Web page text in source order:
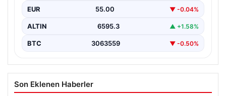
EUR 55.00 ▼ -0.04%
ALTIN 6595.3 ▲ +1.58%
BTC 3063559 ▼ -0.50%
Son Eklenen Haberler